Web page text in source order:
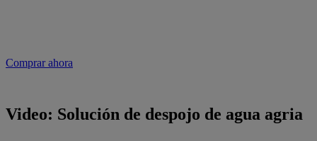
Comprar ahora
Video: Solución de despojo de agua agria